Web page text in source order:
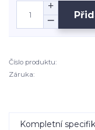
Číslo produktu:
Záruka:
Kompletní